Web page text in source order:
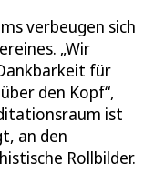
verbeugen sich
„Wir
für
den Kopf“,
ist
an den
Rollbilder.